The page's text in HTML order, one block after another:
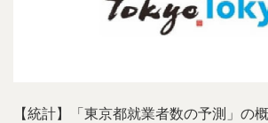
【統計】「東京都就業者数の予測」の